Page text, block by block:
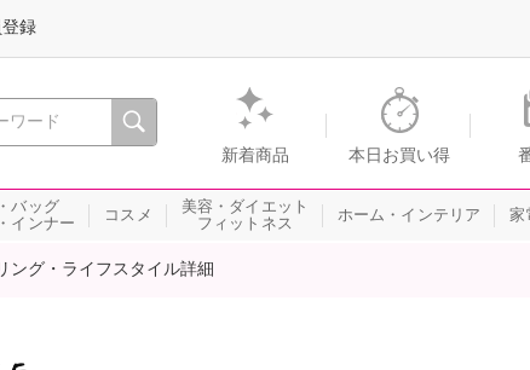
る、瞬間を。通販・テレビショッピングのショップチャンネル
新着商品 本日お買い得
録
バッグ
インナー
コスメ
美容・ダイエット
フィットネス
ホーム・インテリア 家
ング・ライフスタイル詳細